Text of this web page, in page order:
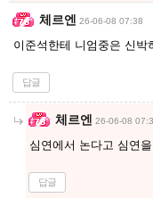
체르엔 26-06-08 07:38
이준석한테 니엄중은 신박
답글
체르엔 26-06-08
심연에서 논다고 심연
답글